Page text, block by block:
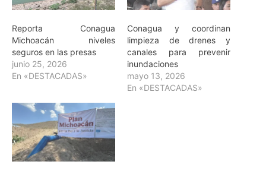
Reporta Conagua
Michoacán niveles
seguros en las presas
junio 25, 2026
En «DESTACADAS»
Conagua y coordinan
limpieza de drenes y
canales para prevenir
inundaciones
mayo 13, 2026
En «DESTACADAS»